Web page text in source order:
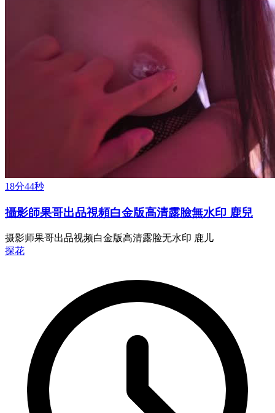
18分44秒
攝影師果哥出品視頻白金版高清露臉無水印 鹿兒
摄影师果哥出品视频白金版高清露脸无水印 鹿儿
探花